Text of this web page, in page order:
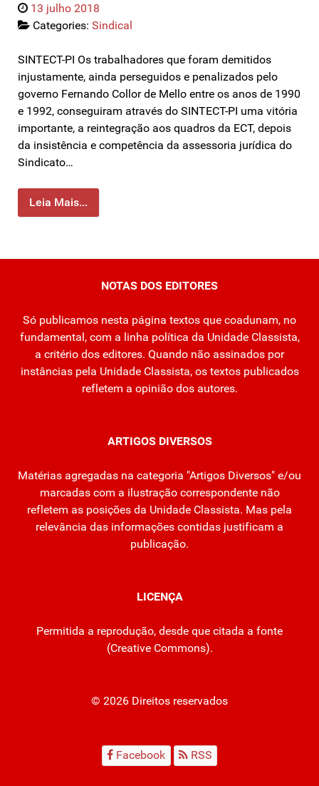
13 julho 2018
Categories: Sindical
SINTECT-PI Os trabalhadores que foram demitidos
injustamente, ainda perseguidos e penalizados pelo
governo Fernando Collor de Mello entre os anos de 1990
e 1992, conseguiram através do SINTECT-PI uma vitória
importante, a reintegração aos quadros da ECT, depois
da insistência e competência da assessoria jurídica do
Sindicato…
Leia Mais...
NOTAS DOS EDITORES
Só publicamos nesta página textos que coadunam, no
fundamental, com a linha política da Unidade Classista,
a critério dos editores. Quando não assinados por
instâncias pela Unidade Classista, os textos publicados
refletem a opinião dos autores.
ARTIGOS DIVERSOS
Matérias agregadas na categoria "Artigos Diversos" e/ou
marcadas com a ilustração correspondente não
refletem as posições da Unidade Classista. Mas pela
relevância das informações contidas justificam a
publicação.
LICENÇA
Permitida a reprodução, desde que citada a fonte
(Creative Commons).
© 2026 Direitos reservados
Facebook RSS